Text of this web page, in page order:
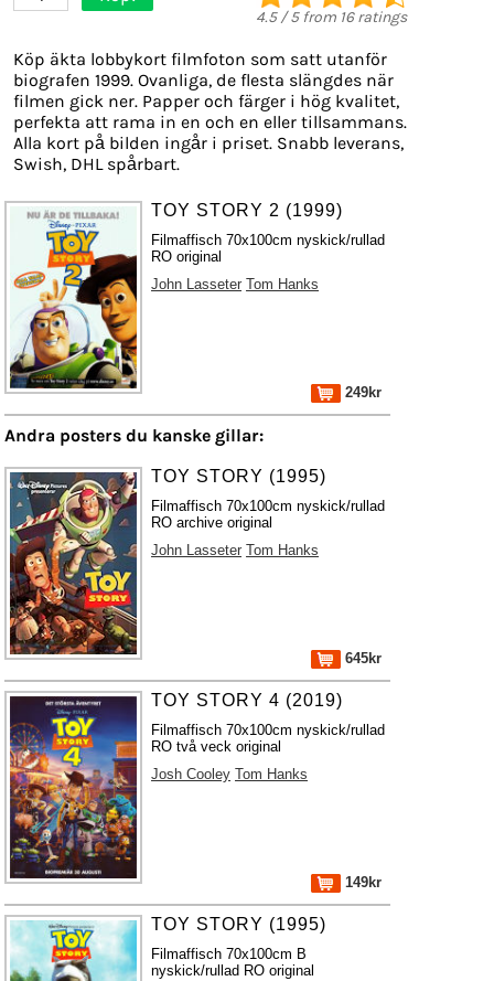
4.5/5from 16ratings
Köp äkta lobbykort filmfoton som satt utanför
biografen 1999. Ovanliga, de flesta slängdes när
filmen gick ner. Papper och färger i hög kvalitet,
perfekta att rama in en och en eller tillsammans.
Alla kort på bilden ingår i priset. Snabb leverans,
Swish, DHL spårbart.
TOY STORY 2 (1999)
Filmaffisch 70x100cm nyskick/rullad
RO original
John Lasseter Tom Hanks
249kr
Andra posters du kanske gillar:
TOY STORY (1995)
Filmaffisch 70x100cm nyskick/rullad
RO archive original
John Lasseter Tom Hanks
645kr
TOY STORY 4 (2019)
Filmaffisch 70x100cm nyskick/rullad
RO två veck original
Josh Cooley Tom Hanks
149kr
TOY STORY (1995)
Filmaffisch 70x100cm B
nyskick/rullad RO original